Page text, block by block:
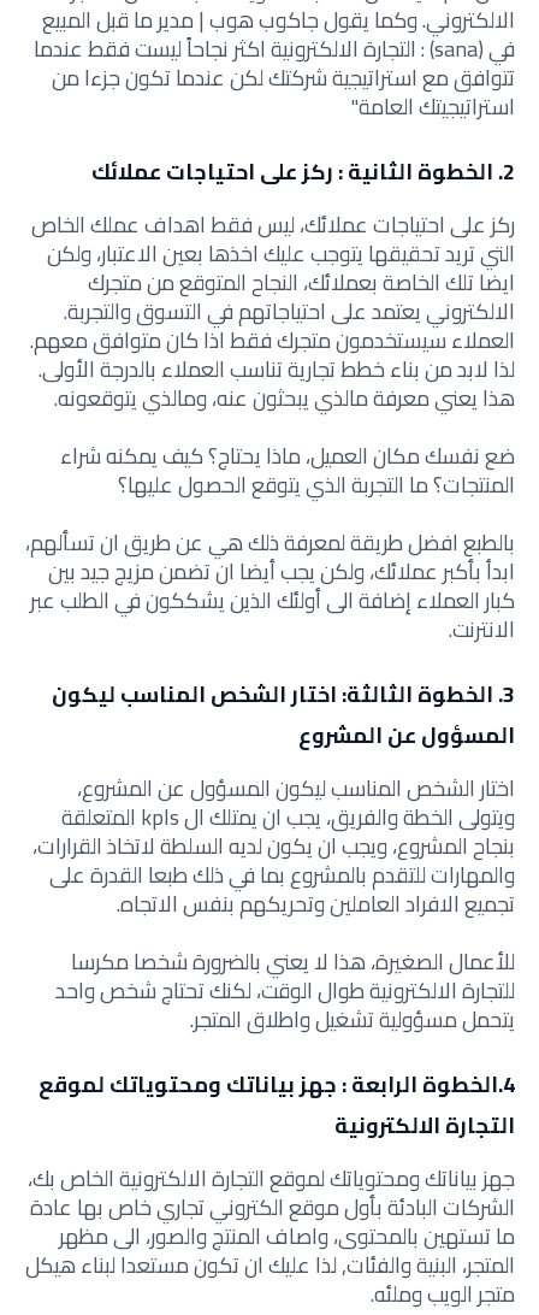
الالكتروني. وكما يقول جاكوب هوب | مدير ما قبل المبيع
في (sana) : التجارة الالكترونية اكثر نجاحاً ليست فقط عندما
تتوافق مع استراتيجية شركتك لكن عندما تكون جزءا من
استراتيجيتك العامة"
2. الخطوة الثانية : ركز على احتياجات عملائك
ركز على احتياجات عملائك، ليس فقط اهداف عملك الخاص
التي تريد تحقيقها يتوجب عليك اخذها بعين الاعتبار، ولكن
ايضا تلك الخاصة بعملائك، النجاح المتوقع من متجرك
الالكتروني يعتمد على احتياجاتهم في التسوق والتجربة.
العملاء سيستخدمون متجرك فقط اذا كان متوافق معهم.
لذا لابد من بناء خطط تجارية تناسب العملاء بالدرجة الأولى.
هذا يعني معرفة مالذي يبحثون عنه، ومالذي يتوقعونه.
ضع نفسك مكان العميل، ماذا يحتاج؟ كيف يمكنه شراء
المنتجات؟ ما التجربة الذي يتوقع الحصول عليها؟
بالطبع افضل طريقة لمعرفة ذلك هي عن طريق ان تسألهم،
ابدأ بأكبر عملائك، ولكن يجب أيضا ان تضمن مزيج جيد بين
كبار العملاء إضافة الى أولئك الذين يشككون في الطلب عبر
الانترنت.
3. الخطوة الثالثة: اختار الشخص المناسب ليكون
المسؤول عن المشروع
اختار الشخص المناسب ليكون المسؤول عن المشروع،
ويتولى الخطة والفريق، يجب ان يمتلك ال kpls المتعلقة
بنجاح المشروع، ويجب ان يكون لديه السلطة لاتخاذ القرارات،
والمهارات للتقدم بالمشروع بما في ذلك طبعا القدرة على
تجميع الافراد العاملين وتحريكهم بنفس الاتجاه.
للأعمال الصغيرة، هذا لا يعني بالضرورة شخصا مكرسا
للتجارة الالكترونية طوال الوقت، لكنك تحتاج شخص واحد
يتحمل مسؤولية تشغيل واطلاق المتجر.
4.الخطوة الرابعة : جهز بياناتك ومحتوياتك لموقع
التجارة الالكترونية
جهز بياناتك ومحتوياتك لموقع التجارة الالكترونية الخاص بك،
الشركات البادئة بأول موقع الكتروني تجاري خاص بها عادة
ما تستهين بالمحتوى، واصاف المنتج والصور، الى مظهر
المتجر، البنية والفئات, لذا عليك ان تكون مستعدا لبناء هيكل
متجر الويب وملئه.